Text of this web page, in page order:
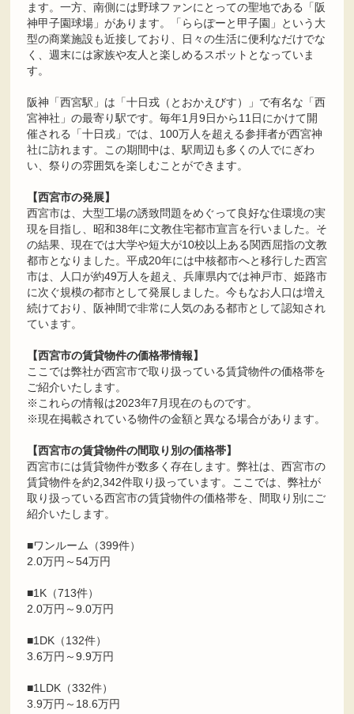
ます。一方、南側には野球ファンにとっての聖地である「阪
神甲子園球場」があります。「ららぽーと甲子園」という大
型の商業施設も近接しており、日々の生活に便利なだけでな
く、週末には家族や友人と楽しめるスポットとなっていま
す。
阪神「西宮駅」は「十日戎（とおかえびす）」で有名な「西
宮神社」の最寄り駅です。毎年1月9日から11日にかけて開
催される「十日戎」では、100万人を超える参拝者が西宮神
社に訪れます。この期間中は、駅周辺も多くの人でにぎわ
い、祭りの雰囲気を楽しむことができます。
【西宮市の発展】
西宮市は、大型工場の誘致問題をめぐって良好な住環境の実
現を目指し、昭和38年に文教住宅都市宣言を行いました。そ
の結果、現在では大学や短大が10校以上ある関西屈指の文教
都市となりました。平成20年には中核都市へと移行した西宮
市は、人口が約49万人を超え、兵庫県内では神戸市、姫路市
に次ぐ規模の都市として発展しました。今もなお人口は増え
続けており、阪神間で非常に人気のある都市として認知され
ています。
【西宮市の賃貸物件の価格帯情報】
ここでは弊社が西宮市で取り扱っている賃貸物件の価格帯を
ご紹介いたします。
※これらの情報は2023年7月現在のものです。
※現在掲載されている物件の金額と異なる場合があります。
【西宮市の賃貸物件の間取り別の価格帯】
西宮市には賃貸物件が数多く存在します。弊社は、西宮市の
賃貸物件を約2,342件取り扱っています。ここでは、弊社が
取り扱っている西宮市の賃貸物件の価格帯を、間取り別にご
紹介いたします。
■ワンルーム（399件）
2.0万円～54万円
■1K（713件）
2.0万円～9.0万円
■1DK（132件）
3.6万円～9.9万円
■1LDK（332件）
3.9万円～18.6万円